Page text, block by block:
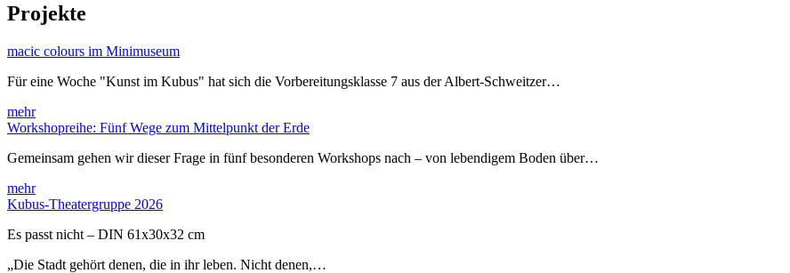
Projekte
macic colours im Minimuseum
Für eine Woche "Kunst im Kubus" hat sich die Vorbereitungsklasse 7 aus der Albert-Schweitzer…
mehr
Workshopreihe: Fünf Wege zum Mittelpunkt der Erde
Gemeinsam gehen wir dieser Frage in fünf besonderen Workshops nach – von lebendigem Boden über…
mehr
Kubus-Theatergruppe 2026
Es passt nicht – DIN 61x30x32 cm
„Die Stadt gehört denen, die in ihr leben. Nicht denen,…